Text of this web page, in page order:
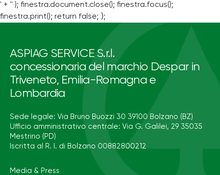
' + '' ); finestra.document.close(); finestra.focus();
finestra.print(); return false; };
ASPIAG SERVICE S.r.l.
concessionaria del marchio Despar in
Triveneto, Emilia-Romagna e
Lombardia
Sede legale: Via Bruno Buozzi 30 39100 Bolzano (BZ)
Ufficio amministrativo centrale: Via G. Galilei, 29 35035
Mestrino (PD)
Iscritta al R. I. di Bolzano 00882800212
Media & Press